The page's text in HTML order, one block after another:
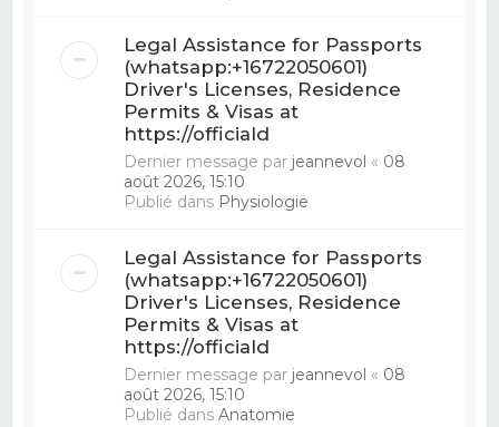
Legal Assistance for Passports
(whatsapp:+16722050601)
Driver's Licenses, Residence
Permits & Visas at
https://officiald
Dernier message par jeannevol « 08
août 2026, 15:10
Publié dans Physiologie
Legal Assistance for Passports
(whatsapp:+16722050601)
Driver's Licenses, Residence
Permits & Visas at
https://officiald
Dernier message par jeannevol « 08
août 2026, 15:10
Publié dansAnatomie